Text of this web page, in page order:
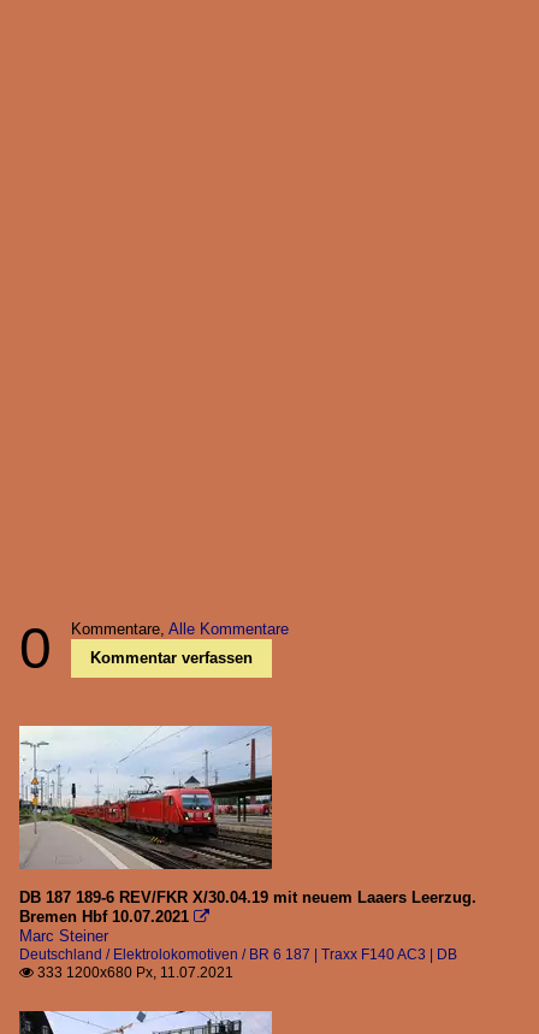
0 Kommentare, Alle Kommentare
Kommentar verfassen
DB 187 189-6 REV/FKR X/30.04.19 mit neuem Laaers Leerzug.
Bremen Hbf 10.07.2021 
Marc Steiner
Deutschland / Elektrolokomotiven / BR 6 187 | Traxx F140 AC3 | DB
 333 1200x680 Px, 11.07.2021